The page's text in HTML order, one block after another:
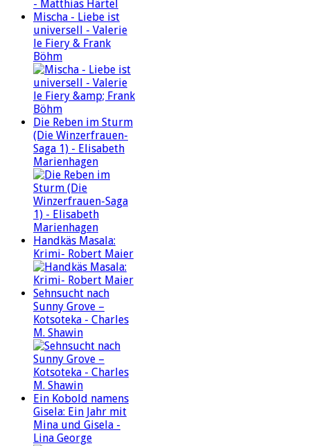
Mischa - Liebe ist
universell - Valerie
le Fiery & Frank
Böhm
Die Reben im Sturm
(Die Winzerfrauen-
Saga 1) - Elisabeth
Marienhagen
Handkäs Masala:
Krimi- Robert Maier
Sehnsucht nach
Sunny Grove –
Kotsoteka - Charles
M. Shawin
Ein Kobold namens
Gisela: Ein Jahr mit
Mina und Gisela -
Lina George